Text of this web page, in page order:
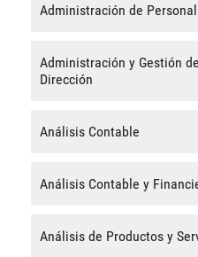
Administración de Personal
Administración y Gestión
Dirección
Análisis Contable
Análisis Contable y
Análisis de Productos y